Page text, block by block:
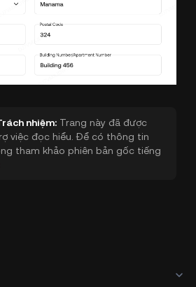
nhiệm: Trang này đã được
việc đọc hiểu. Để có thông tin
tham khảo phiên bản gốc tiếng